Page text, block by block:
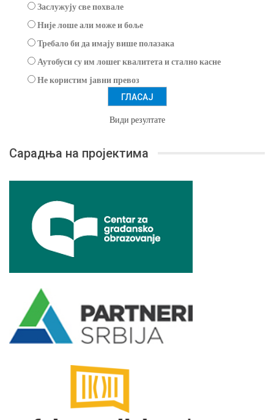
Заслужују све похвале
Није лоше али може и боље
Требало би да имају више полазака
Аутобуси су им лошег квалитета и стално касне
Не користим јавни превоз
Види резултате
Сарадња на пројектима